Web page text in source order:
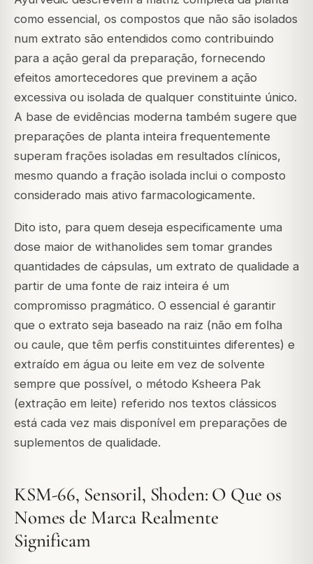
como essencial, os compostos que não são isolados
num extrato são entendidos como contribuindo
para a ação geral da preparação, fornecendo
efeitos amortecedores que previnem a ação
excessiva ou isolada de qualquer constituinte único.
A base de evidências moderna também sugere que
preparações de planta inteira frequentemente
superam frações isoladas em resultados clínicos,
mesmo quando a fração isolada inclui o composto
considerado mais ativo farmacologicamente.
Dito isto, para quem deseja especificamente uma
dose maior de withanolides sem tomar grandes
quantidades de cápsulas, um extrato de qualidade a
partir de uma fonte de raiz inteira é um
compromisso pragmático. O essencial é garantir
que o extrato seja baseado na raiz (não em folha
ou caule, que têm perfis constituintes diferentes) e
extraído em água ou leite em vez de solvente
sempre que possível, o método Ksheera Pak
(extração em leite) referido nos textos clássicos
está cada vez mais disponível em preparações de
suplementos de qualidade.
KSM-66, Sensoril, Shoden: O Que os
Nomes de Marca Realmente
Significam